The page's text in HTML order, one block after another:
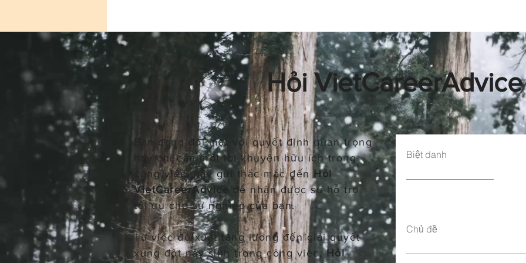
Hỏi ​VietCareerAdvice
Bạn đang đối mặt với quyết định quan trọng
hay chỉ cần một lời khuyên hữu ích trong
công việc, hãy gửi thắc mắc đến Hỏi
VietCareerAdvice để nhận được sự hỗ trợ
tối ưu cho sự nghiệp của bạn.
Từ việc đề xuất tăng lương đến giải quyết
xung đột nảy sinh trong công việc,Hỏi
Biệt danh
Chủ đề